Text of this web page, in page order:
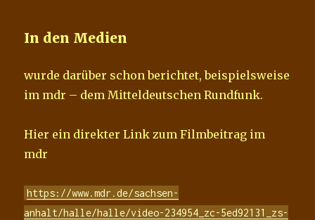
In den Medien
wurde darüber schon berichtet, beispielsweise
im mdr – dem Mitteldeutschen Rundfunk.
Hier ein direkter Link zum Filmbeitrag im
mdr
https://www.mdr.de/sachsen-
anhalt/halle/halle/video-234954_zc-5ed92131_zs-